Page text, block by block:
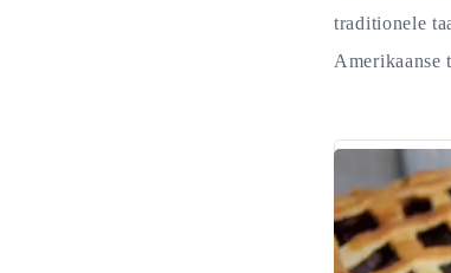
traditionele
Amerikaanse